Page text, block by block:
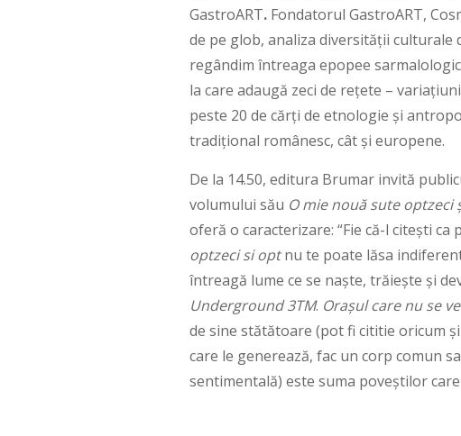
GastroART.Fondatorul GastroART,
de pe glob, analiza diversității
regândim întreaga epopee
la care adaugă zeci de rețete –
peste 20 de cărți de etnologie și
tradițional românesc, cât și europene.
De la 14.50, editura Brumar invită
volumului său O mie nouă sute optzeci
oferă o caracterizare: “Fie că-l citești
optzeci si optnu te poate lăsa
întreagă lume ce se naște, trăiește și
Underground 3TM. Orașul care nu se
de sine stătătoare (pot fi cititie oricum
care le generează, fac un corp comun
sentimentală) este suma poveștilor